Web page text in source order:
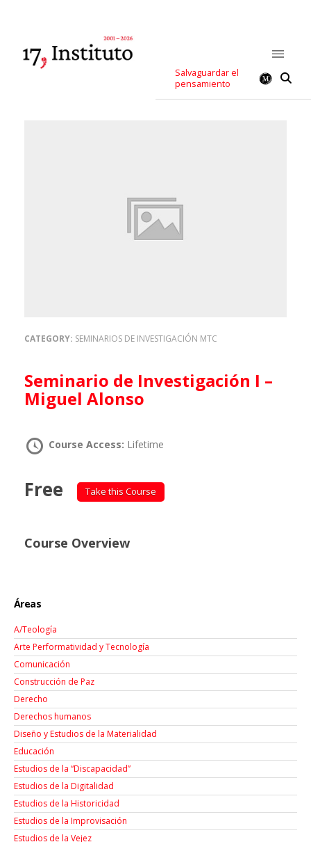
Salvaguardar el
pensamiento
CATEGORY: SEMINARIOS DE INVESTIGACIÓN MTC
Seminario de Investigación I –
Miguel Alonso
Course Access: Lifetime
Free Take this Course
Course Overview
Áreas
A/Teología
Arte Performatividad y Tecnología
Comunicación
Construcción de Paz
Derecho
Derechos humanos
Diseño y Estudios de la Materialidad
Educación
Estudios de la “Discapacidad”
Estudios de la Digitalidad
Estudios de la Historicidad
Estudios de la Improvisación
Estudios de la Vejez